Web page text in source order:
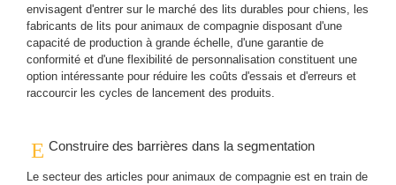
envisagent d'entrer sur le marché des lits durables pour chiens, les
fabricants de lits pour animaux de compagnie disposant d'une
capacité de production à grande échelle, d'une garantie de
conformité et d'une flexibilité de personnalisation constituent une
option intéressante pour réduire les coûts d'essais et d'erreurs et
raccourcir les cycles de lancement des produits.
Construire des barrières dans la segmentation
Le secteur des articles pour animaux de compagnie est en train de